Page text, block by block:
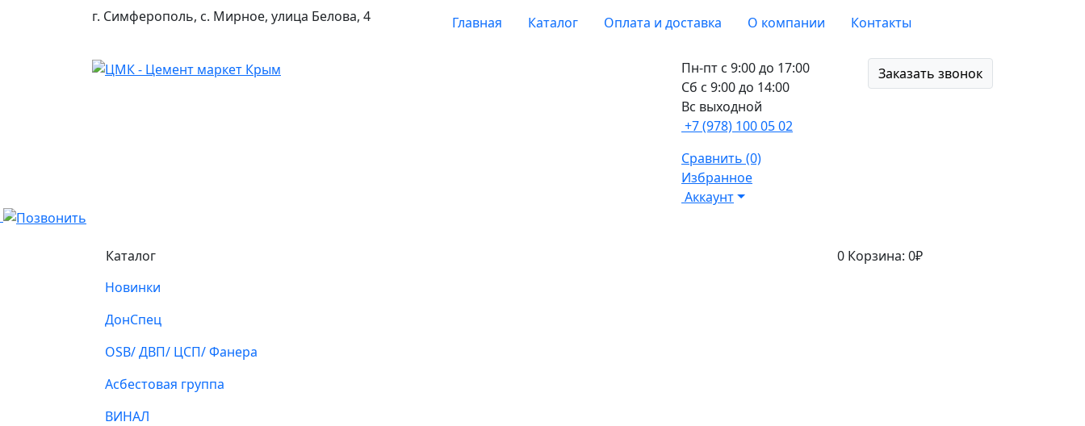
г. Симферополь, с. Мирное, улица Белова, 4 Главная Каталог Оплата и доставка О компании Контакты
Пн-пт с 9:00 до 17:00
Сб с 9:00 до 14:00
Вс выходной
+7 (978) 100 05 02
Заказать звонок
Сравнить (0)
Избранное
Аккаунт
Каталог
Новинки
ДонСпец
OSB/ ДВП/ ЦСП/ Фанера
Асбестовая группа
ВИНАЛ
0 Корзина: 0₽